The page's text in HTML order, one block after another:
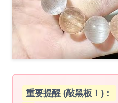
重要提醒 (敲黑板！)：